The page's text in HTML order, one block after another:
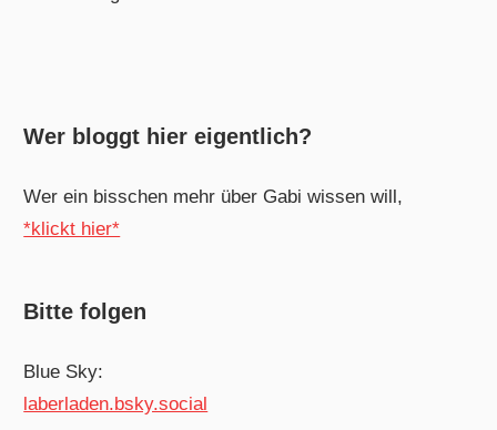
Wer bloggt hier eigentlich?
Wer ein bisschen mehr über Gabi wissen will,
*klickt hier*
Bitte folgen
Blue Sky:
laberladen.bsky.social